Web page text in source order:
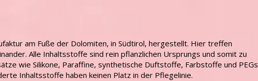
am Fuße der Dolomiten, in Südtirol, hergestellt. Hier treffen
Alle Inhaltsstoffe sind rein pflanzlichen Ursprungs und somit zu
wie Silikone, Paraffine, synthetische Duftstoffe, Farbstoffe und PEGs
Inhaltsstoffe haben keinen Platz in der Pflegelinie.